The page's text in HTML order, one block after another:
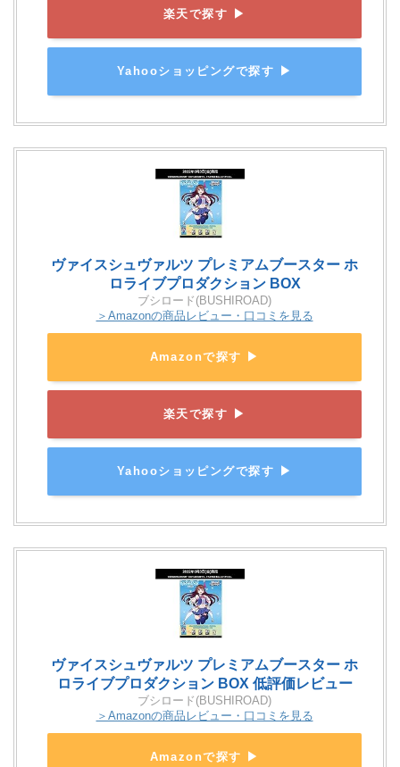
楽天で探す ▶
Yahooショッピングで探す ▶
ヴァイスシュヴァルツ プレミアムブースター ホ
ロライブプロダクション BOX
ブシロード(BUSHIROAD)
＞Amazonの商品レビュー・口コミを見る
Amazonで探す ▶
楽天で探す ▶
Yahooショッピングで探す ▶
ヴァイスシュヴァルツ プレミアムブースター ホ
ロライブプロダクション BOX 低評価レビュー
ブシロード(BUSHIROAD)
＞Amazonの商品レビュー・口コミを見る
Amazonで探す ▶